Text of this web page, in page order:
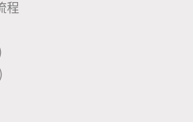
安疑慮之業務範疇」，應確實於
經濟部投資審議委員會公告之陸
標
國籍不得為中國大陸國籍 。另，
其一國籍屬中國大陸國籍亦屬限
程